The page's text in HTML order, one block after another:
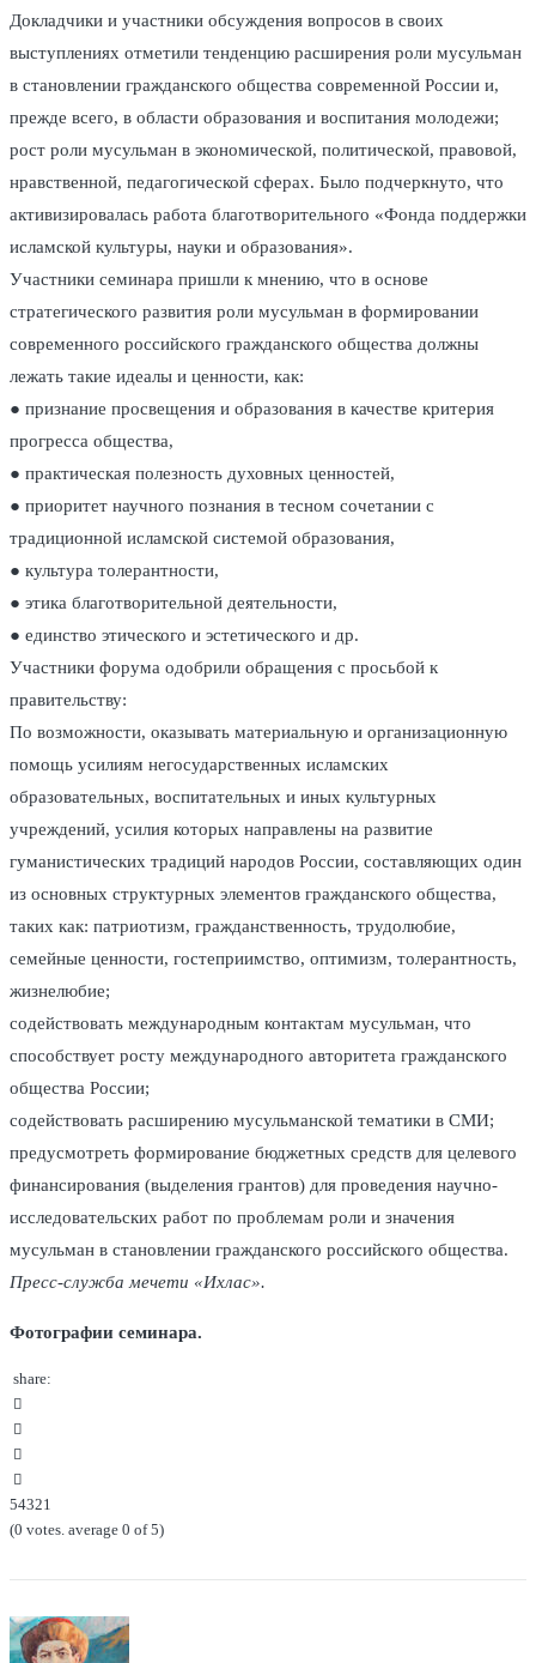
Докладчики и участники обсуждения вопросов в своих
выступлениях отметили тенденцию расширения роли мусульман
в становлении гражданского общества современной России и,
прежде всего, в области образования и воспитания молодежи;
рост роли мусульман в экономической, политической, правовой,
нравственной, педагогической сферах. Было подчеркнуто, что
активизировалась работа благотворительного «Фонда поддержки
исламской культуры, науки и образования».
Участники семинара пришли к мнению, что в основе
стратегического развития роли мусульман в формировании
современного российского гражданского общества должны
лежать такие идеалы и ценности, как:
● признание просвещения и образования в качестве критерия
прогресса общества,
● практическая полезность духовных ценностей,
● приоритет научного познания в тесном сочетании с
традиционной исламской системой образования,
● культура толерантности,
● этика благотворительной деятельности,
● единство этического и эстетического и др.
Участники форума одобрили обращения с просьбой к
правительству:
По возможности, оказывать материальную и организационную
помощь усилиям негосударственных исламских
образовательных, воспитательных и иных культурных
учреждений, усилия которых направлены на развитие
гуманистических традиций народов России, составляющих один
из основных структурных элементов гражданского общества,
таких как: патриотизм, гражданственность, трудолюбие,
семейные ценности, гостеприимство, оптимизм, толерантность,
жизнелюбие;
содействовать международным контактам мусульман, что
способствует росту международного авторитета гражданского
общества России;
содействовать расширению мусульманской тематики в СМИ;
предусмотреть формирование бюджетных средств для целевого
финансирования (выделения грантов) для проведения научно-
исследовательских работ по проблемам роли и значения
мусульман в становлении гражданского российского общества.
Пресс-служба мечети «Ихлас».
Фотографии семинара.
share:
54321
(0 votes. average 0 of 5)
Навигация
по